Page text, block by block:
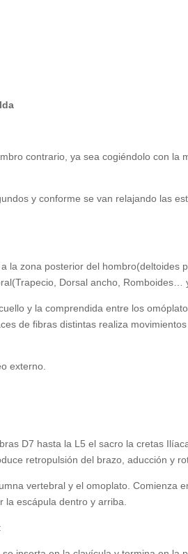
contrario, ya sea cogiéndolo con
y conforme se van relajando las
la zona posterior del hombro(deltoides
Dorsal ancho, Romboides…
y la comprendida entre los
de fibras distintas realiza
externo.
D7 hasta la L5 el sacro la cretas
retropulsión del brazo, aducción y
vertebral y el omoplato. Comienza
escápula dentro y arriba.